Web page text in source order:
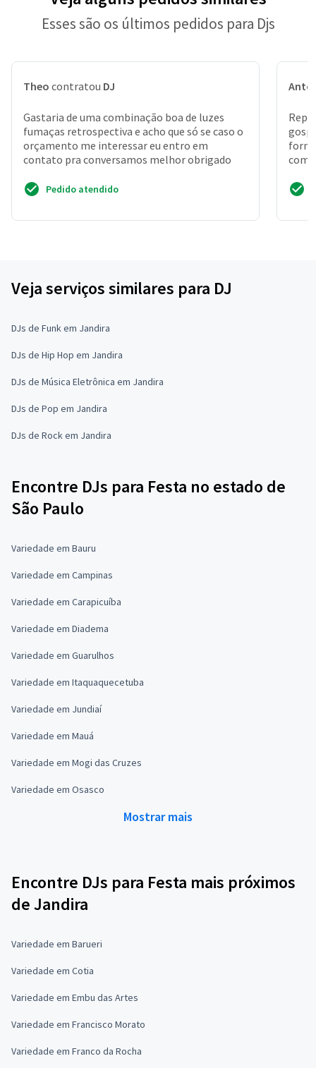
Esses são os últimos pedidos para Djs
Theo contratou DJ
Gastaria de uma combinação boa de luzes
fumaças retrospectiva e acho que só se caso o
orçamento me interessar eu entro em
contato pra conversamos melhor obrigado
Pedido atendido
Veja serviços similares para DJ
DJs de Funk em Jandira
DJs de Hip Hop em Jandira
DJs de Música Eletrônica em Jandira
DJs de Pop em Jandira
DJs de Rock em Jandira
Encontre DJs para Festa no estado de
São Paulo
Variedade em Bauru
Variedade em Campinas
Variedade em Carapicuíba
Variedade em Diadema
Variedade em Guarulhos
Variedade em Itaquaquecetuba
Variedade em Jundiaí
Variedade em Mauá
Variedade em Mogi das Cruzes
Variedade em Osasco
Mostrar mais
Encontre DJs para Festa mais próximos
de Jandira
Variedade em Barueri
Variedade em Cotia
Variedade em Embu das Artes
Variedade em Francisco Morato
Variedade em Franco da Rocha